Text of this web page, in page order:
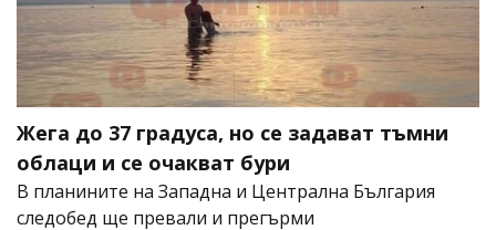
Жега до 37 градуса, но се задават тъмни
облаци и се очакват бури
В планините на Западна и Централна България
следобед ще превали и прегърми